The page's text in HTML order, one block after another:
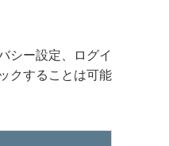
シー設定、ログイ
クすることは可能